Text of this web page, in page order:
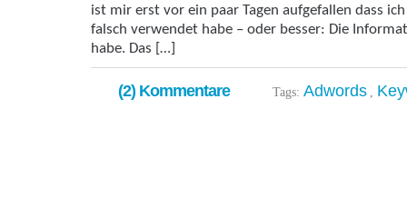
ist mir erst vor ein paar Tagen aufgefallen dass
falsch verwendet habe – oder besser: Die
habe. Das […]
(2) Kommentare Tags: Adwords